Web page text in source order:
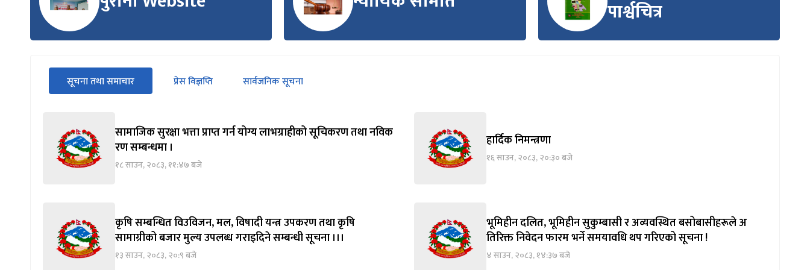
पार्श्वचित्र
सीधा
पहिलो
जानुहोस्
सूचना तथा समाचार
(सक्रिय ट्याब)
प्रेस विज्ञप्ति सार्वजनिक सूचना
सामाजिक सुरक्षा भत्ता प्राप्त गर्न योग्य लाभग्राहीको सूचिकरण तथा नविक
रण सम्बन्धमा ।
१८ साउन, २०८३, ११:४७ बजे
हार्दिक निमन्त्रणा
१६ साउन, २०८३, २०:३० बजे
कृषि सम्बन्धित विउविजन, मल, विषादी यन्त्र उपकरण तथा कृषि
सामाग्रीको बजार मुल्य उपलब्ध गराइदिने सम्बन्धी सूचना ।।।
१३ साउन, २०८३, २०:९ बजे
भूमिहीन दलित, भूमिहीन सुकुम्बासी र अव्यवस्थित बसोबासीहरूले अ
तिरिक्त निवेदन फारम भर्ने समयावधि थप गरिएको सूचना !
४ साउन, २०८३, १४:३७ बजे